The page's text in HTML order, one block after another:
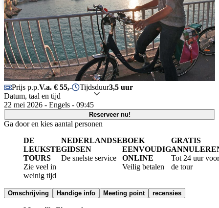
Português
Prijs p.p.V.a. € 55,- Tijdsduur3,5 uur
Datum, taal en tijd
22 mei 2026 - Engels - 09:45
Reserveer nu!
Ga door en kies aantal personen
DE
LEUKSTE
TOURS
Zie veel in
weinig tijd
NEDERLANDSE
GIDSEN
De snelste service
BOEK
EENVOUDIG
ONLINE
Veilig betalen
GRATIS
Tot 24 uur voor
de tour
Omschrijving Handige info Meeting point recensies